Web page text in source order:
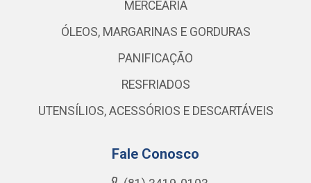
MERCEARIA
ÓLEOS, MARGARINAS E GORDURAS
PANIFICAÇÃO
RESFRIADOS
UTENSÍLIOS, ACESSÓRIOS E DESCARTÁVEIS
Fale Conosco